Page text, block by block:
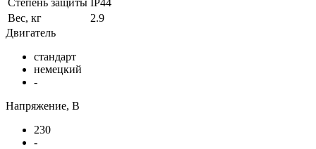
Вес, кг
2.9
Двигатель
стандарт
немецкий
-
Напряжение, В
230
-